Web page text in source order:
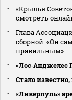
«Крылья
смотреть
Глава
сборной: «Он
правильным»
«Лос‑Анджелес
Стало
«Ливерпуль»